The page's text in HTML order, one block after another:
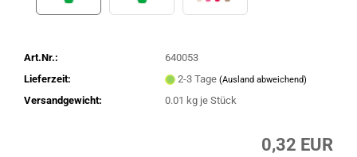
Art.Nr.:
640053
Lieferzeit:
2-3 Tage (Ausland abweichend)
Versandgewicht: 0.01 kg je Stück
0,32 EUR